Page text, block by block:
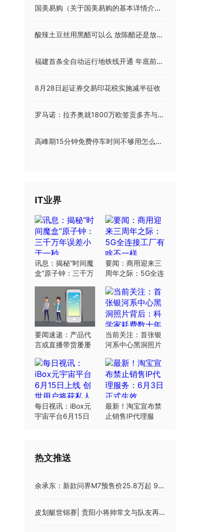
国美易购（关于国美易购的基本详情介绍）
酸辣土豆丝用黑醋可以么 放陈醋还是放白醋
福建首条全自动运行地铁线开通 年底前领券免费乘福州地铁
8月28日起证券交易印花税实施减半征收
罗马诺：拉齐奥就1800万欧签贡多齐与马赛达成协议，下周初体检
高峰期15分钟免费停车时间不够用怎么办？上海市交通委回应！
IT业界
讯息：揭秘“时间魔
盒”原子钟：三千万
要闻：商用迎来三
周年之际：5G全连
要闻速递：产品代
言或直播带货屡屡
弦明星要绷紧
当前关注：首张银
河系中心黑洞照片
数十年研究
每日视讯：iBox元
宇宙平台6月15日
最新！淘宝宣布禁
止销售IP代理服
热文推送
余承东：新款问界M7预售价25.8万起 9月12日上市
皮划艇世锦赛| 贵阳小将帅常文与队友再夺金牌